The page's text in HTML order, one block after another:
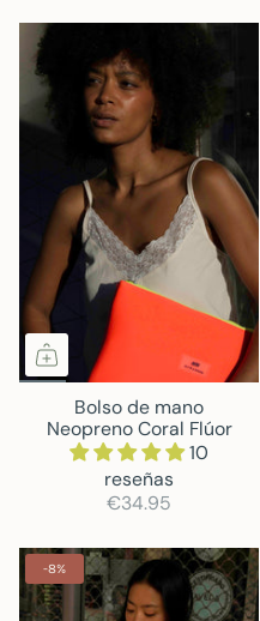
Bolso de mano
Neopreno Coral Flúor
10
reseñas
€34.95
-8%